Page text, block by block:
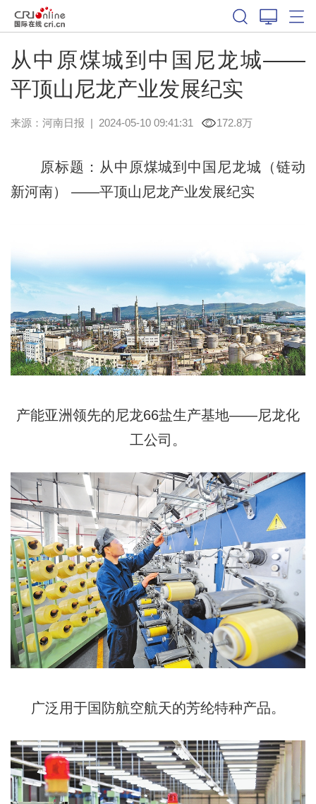
从中原煤城到中国尼龙城——
平顶山尼龙产业发展纪实
来源： 河南日报 | 2024-05-10 09:41:31 172.8万
原标题：从中原煤城到中国尼龙城（链动
新河南） ——平顶山尼龙产业发展纪实
产能亚洲领先的尼龙66盐生产基地——尼龙化
工公司。
广泛用于国防航空航天的芳纶特种产品。